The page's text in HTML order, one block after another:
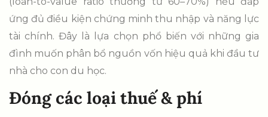
ứng đủ điều kiện chứng minh thu nhập và năng lực
tài chính. Đây là lựa chọn phổ biến với những gia
đình muốn phân bổ nguồn vốn hiệu quả khi đầu tư
nhà cho con du học.
Đóng các loại thuế & phí